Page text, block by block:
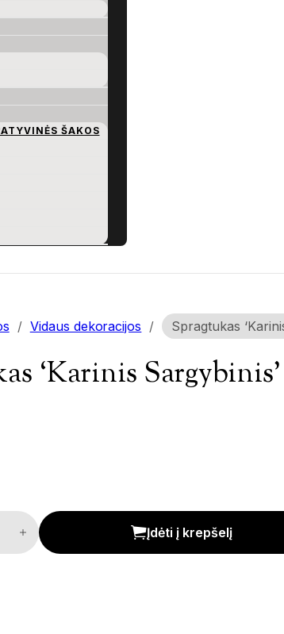
ŠAKOS
/ Vidaus dekoracijos / Spragtukas
‘Karinis Sargybinis’
sargybinis' kiekis
Įdėti į krepšelį